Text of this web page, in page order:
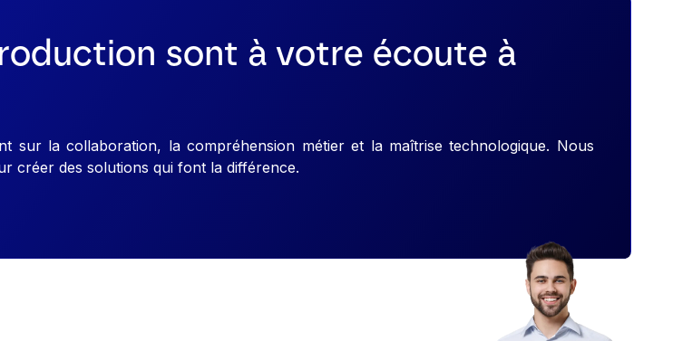
sont à votre écoute à
sur la collaboration, la compréhension métier et la maîtrise technologique. Nous
créer des solutions qui font la différence.